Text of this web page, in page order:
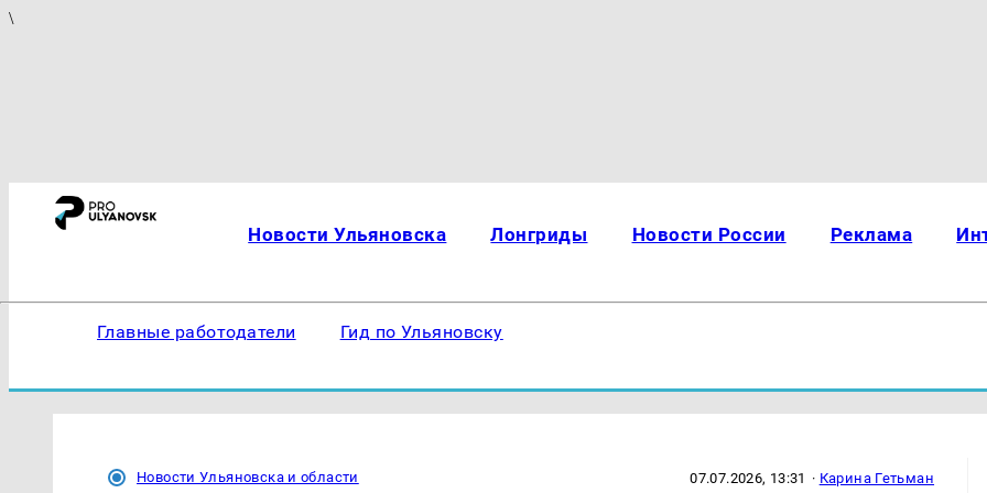
\
Новости Ульяновска Лонгриды Новости России Реклама
Главные работодатели Гид по Ульяновску
Новости Ульяновска и области 07.07.2026, 13:31 · Карина Гетьман